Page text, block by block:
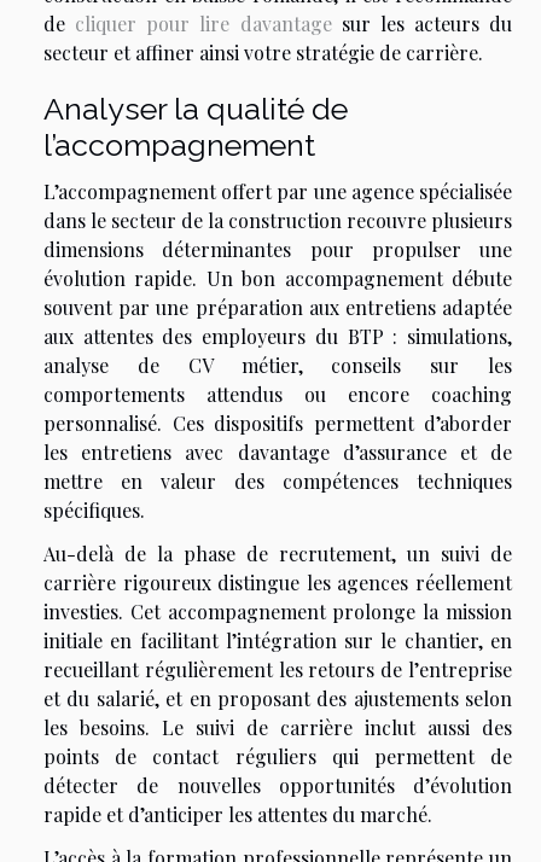
de cliquer pour lire davantagesur les acteurs du
secteur et affiner ainsi votre stratégie de carrière.
Analyser la qualité de
l’accompagnement
L’accompagnement offert par une agence spécialisée
dans le secteur de la construction recouvre plusieurs
dimensions déterminantes pour propulser une
évolution rapide. Un bon accompagnement débute
souvent par une préparation aux entretiens adaptée
aux attentes des employeurs du BTP : simulations,
analyse de CV métier, conseils sur les
comportements attendus ou encore coaching
personnalisé. Ces dispositifs permettent d’aborder
les entretiens avec davantage d’assurance et de
mettre en valeur des compétences techniques
spécifiques.
Au-delà de la phase de recrutement, un suivi de
carrière rigoureux distingue les agences réellement
investies. Cet accompagnement prolonge la mission
initiale en facilitant l’intégration sur le chantier, en
recueillant régulièrement les retours de l’entreprise
et du salarié, et en proposant des ajustements selon
les besoins. Le suivi de carrière inclut aussi des
points de contact réguliers qui permettent de
détecter de nouvelles opportunités d’évolution
rapide et d’anticiper les attentes du marché.